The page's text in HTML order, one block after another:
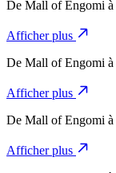
De Mall of Engomi à
Afficher plus
De Mall of Engomi à
Afficher plus
De Mall of Engomi à
Afficher plus